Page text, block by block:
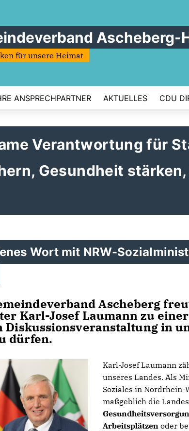
Ascheberg-
für unsere Heimat
ANSPRECHPARTNER AKTUELLES CDU
Verantwortung für
Gesundheit
Wort mit NRW-
Ascheberg
Karl-Josef Laumannzu
Diskussionsveranstaltung in
dürfen.
Karl-Josef Laumann
unseres Landes. Als
Soziales in Nordrhein-
maßgeblich die
Arbeitsplätzen oder